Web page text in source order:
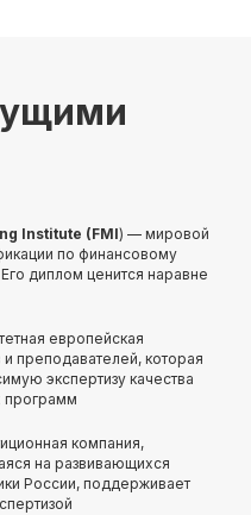
Institute (FMI) — мировой
по финансовому
диплом ценится наравне
европейская
и преподавателей, которая
экспертизу качества
программ
компания,
на развивающихся
России, поддерживает